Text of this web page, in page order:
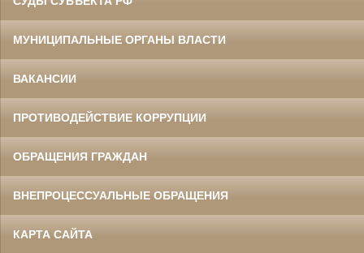
МУНИЦИПАЛЬНЫЕ ОРГАНЫ ВЛАСТИ
ВАКАНСИИ
ПРОТИВОДЕЙСТВИЕ КОРРУПЦИИ
ОБРАЩЕНИЯ ГРАЖДАН
ВНЕПРОЦЕССУАЛЬНЫЕ ОБРАЩЕНИЯ
КАРТА САЙТА